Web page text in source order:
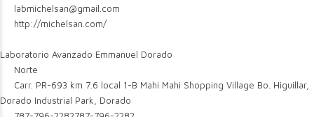
labmichelsan@gmail.com
http://michelsan.com/
Laboratorio Avanzado Emmanuel Dorado
Norte
Carr. PR-693 km 7.6 local 1-B Mahi Mahi Shopping Village Bo. Higuillar,
Dorado Industrial Park, Dorado